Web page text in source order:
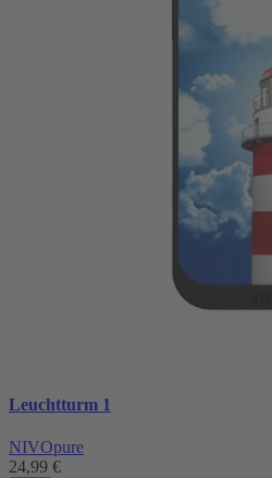
Leuchtturm 1
NIVOpure
24,99 €